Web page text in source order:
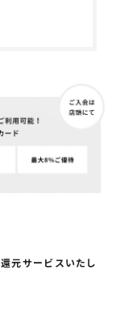
元サービスいたし